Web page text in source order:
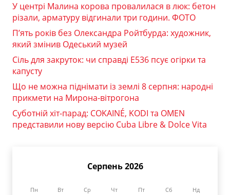
У центрі Малина корова провалилася в люк: бетон
різали, арматуру відгинали три години. ФОТО
П’ять років без Олександра Ройтбурда: художник,
який змінив Одеський музей
Сіль для закруток: чи справді Е536 псує огірки та
капусту
Що не можна піднімати із землі 8 серпня: народні
прикмети на Мирона-вітрогона
Суботній хіт-парад: COKAINÉ, KODI та OMEN
представили нову версію Cuba Libre & Dolce Vita
Серпень 2026
Пн Вт Ср Чт Пт Сб Нд